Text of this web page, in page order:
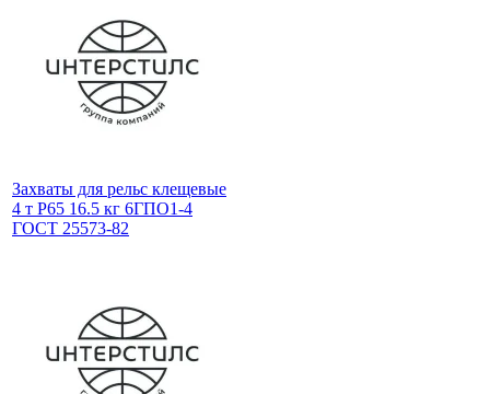
Захваты для рельс клещевые
4 т Р65 16.5 кг 6ГПО1-4
ГОСТ 25573-82